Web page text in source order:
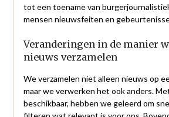
tot een toename van
mensen nieuwsfeiten en
Veranderingen in de manier
nieuws verzamelen
We verzamelen niet alleen nieuws op
maar we verwerken het ook anders.
beschikbaar, hebben we geleerd om